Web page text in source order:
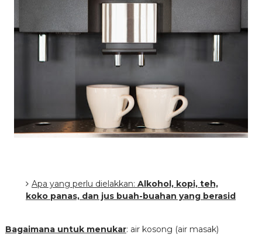
Apa yang perlu dielakkan: Alkohol, kopi, teh,
koko panas, dan jus buah-buahan yang berasid
Bagaimana untuk menukar: air kosong (air masak)